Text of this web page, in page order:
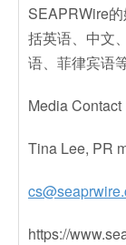
SEAPRWire
括英语、中文
语、菲律宾语等
Media Contact
Tina Lee, PR
https://